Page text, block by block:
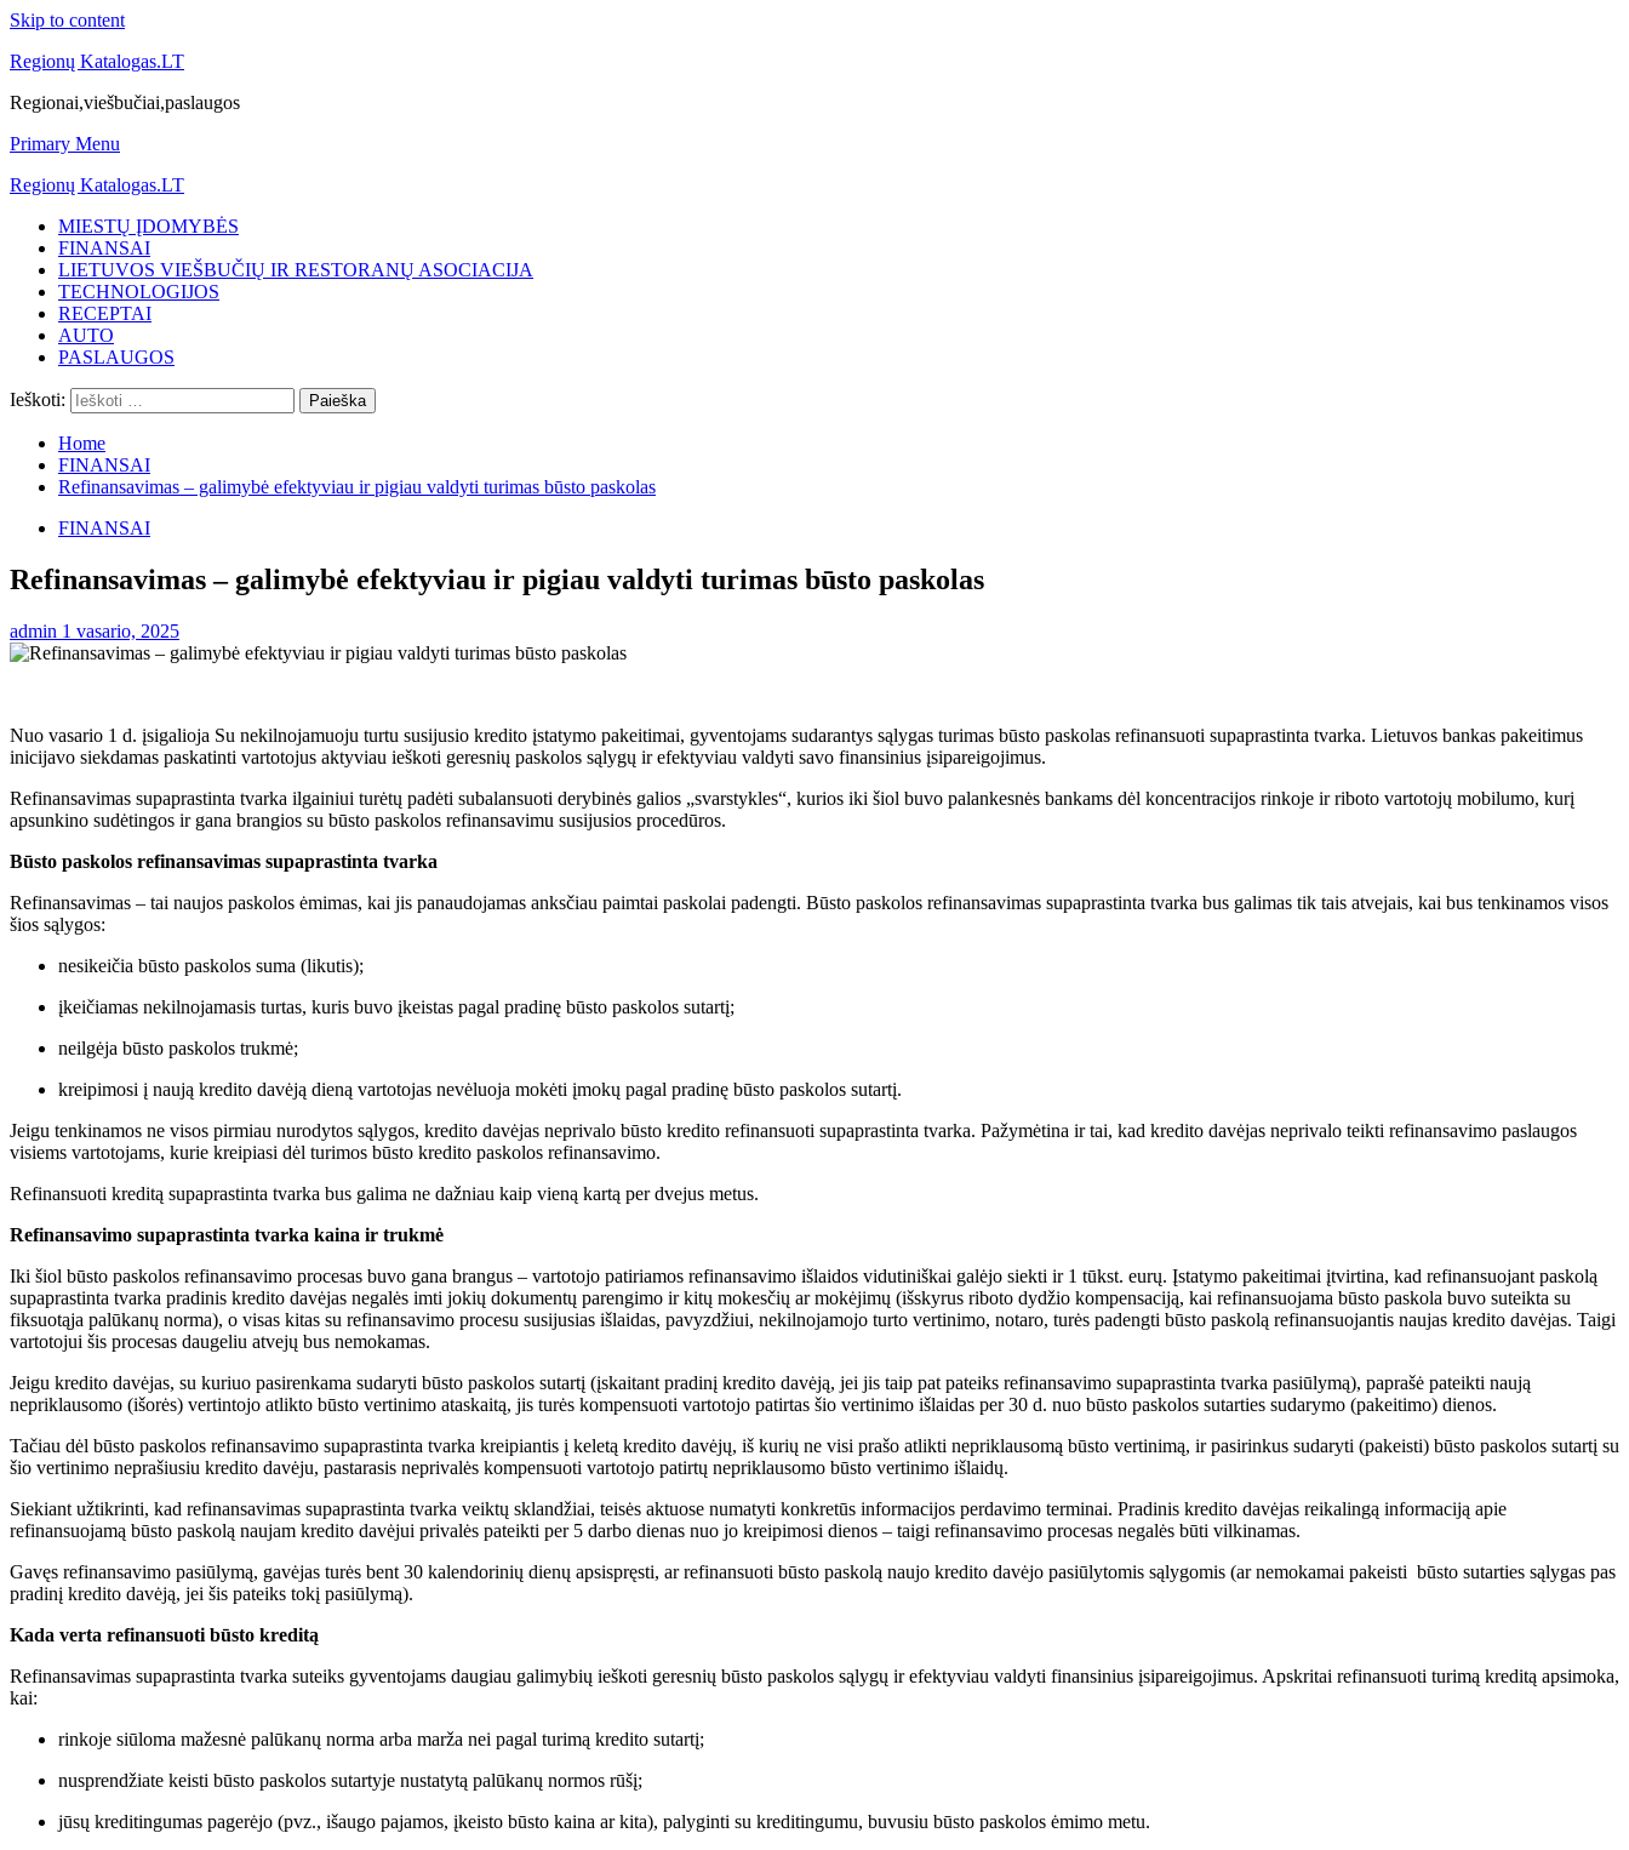
Skip to content
Regionų Katalogas.LT
Regionai,viešbučiai,paslaugos
Primary Menu
Regionų Katalogas.LT
MIESTŲ ĮDOMYBĖS
FINANSAI
LIETUVOS VIEŠBUČIŲ IR RESTORANŲ ASOCIACIJA
TECHNOLOGIJOS
RECEPTAI
AUTO
PASLAUGOS
Ieškoti:
Home
FINANSAI
Refinansavimas – galimybė efektyviau ir pigiau valdyti turimas būsto paskolas
FINANSAI
Refinansavimas – galimybė efektyviau ir pigiau valdyti turimas būsto paskolas
admin 1 vasario, 2025
Nuo vasario 1 d. įsigalioja Su nekilnojamuoju turtu susijusio kredito įstatymo pakeitimai, gyventojams sudarantys sąlygas turimas būsto paskolas refinansuoti supaprastinta tvarka. Lietuvos bankas pakeitimus
inicijavo siekdamas paskatinti vartotojus aktyviau ieškoti geresnių paskolos sąlygų ir efektyviau valdyti savo finansinius įsipareigojimus.
Refinansavimas supaprastinta tvarka ilgainiui turėtų padėti subalansuoti derybinės galios „svarstykles“, kurios iki šiol buvo palankesnės bankams dėl koncentracijos rinkoje ir riboto vartotojų mobilumo, kurį
apsunkino sudėtingos ir gana brangios su būsto paskolos refinansavimu susijusios procedūros.
Būsto paskolos refinansavimas supaprastinta tvarka
Refinansavimas – tai naujos paskolos ėmimas, kai jis panaudojamas anksčiau paimtai paskolai padengti. Būsto paskolos refinansavimas supaprastinta tvarka bus galimas tik tais atvejais, kai bus tenkinamos visos
šios sąlygos:
nesikeičia būsto paskolos suma (likutis);
įkeičiamas nekilnojamasis turtas, kuris buvo įkeistas pagal pradinę būsto paskolos sutartį;
neilgėja būsto paskolos trukmė;
kreipimosi į naują kredito davėją dieną vartotojas nevėluoja mokėti įmokų pagal pradinę būsto paskolos sutartį.
Jeigu tenkinamos ne visos pirmiau nurodytos sąlygos, kredito davėjas neprivalo būsto kredito refinansuoti supaprastinta tvarka. Pažymėtina ir tai, kad kredito davėjas neprivalo teikti refinansavimo paslaugos
visiems vartotojams, kurie kreipiasi dėl turimos būsto kredito paskolos refinansavimo.
Refinansuoti kreditą supaprastinta tvarka bus galima ne dažniau kaip vieną kartą per dvejus metus.
Refinansavimo supaprastinta tvarka kaina ir trukmė
Iki šiol būsto paskolos refinansavimo procesas buvo gana brangus – vartotojo patiriamos refinansavimo išlaidos vidutiniškai galėjo siekti ir 1 tūkst. eurų. Įstatymo pakeitimai įtvirtina, kad refinansuojant paskolą
supaprastinta tvarka pradinis kredito davėjas negalės imti jokių dokumentų parengimo ir kitų mokesčių ar mokėjimų (išskyrus riboto dydžio kompensaciją, kai refinansuojama būsto paskola buvo suteikta su
fiksuotąja palūkanų norma), o visas kitas su refinansavimo procesu susijusias išlaidas, pavyzdžiui, nekilnojamojo turto vertinimo, notaro, turės padengti būsto paskolą refinansuojantis naujas kredito davėjas. Taigi
vartotojui šis procesas daugeliu atvejų bus nemokamas.
Jeigu kredito davėjas, su kuriuo pasirenkama sudaryti būsto paskolos sutartį (įskaitant pradinį kredito davėją, jei jis taip pat pateiks refinansavimo supaprastinta tvarka pasiūlymą), paprašė pateikti naują
nepriklausomo (išorės) vertintojo atlikto būsto vertinimo ataskaitą, jis turės kompensuoti vartotojo patirtas šio vertinimo išlaidas per 30 d. nuo būsto paskolos sutarties sudarymo (pakeitimo) dienos.
Tačiau dėl būsto paskolos refinansavimo supaprastinta tvarka kreipiantis į keletą kredito davėjų, iš kurių ne visi prašo atlikti nepriklausomą būsto vertinimą, ir pasirinkus sudaryti (pakeisti) būsto paskolos sutartį su
šio vertinimo neprašiusiu kredito davėju, pastarasis neprivalės kompensuoti vartotojo patirtų nepriklausomo būsto vertinimo išlaidų.
Siekiant užtikrinti, kad refinansavimas supaprastinta tvarka veiktų sklandžiai, teisės aktuose numatyti konkretūs informacijos perdavimo terminai. Pradinis kredito davėjas reikalingą informaciją apie
refinansuojamą būsto paskolą naujam kredito davėjui privalės pateikti per 5 darbo dienas nuo jo kreipimosi dienos – taigi refinansavimo procesas negalės būti vilkinamas.
Gavęs refinansavimo pasiūlymą, gavėjas turės bent 30 kalendorinių dienų apsispręsti, ar refinansuoti būsto paskolą naujo kredito davėjo pasiūlytomis sąlygomis (ar nemokamai pakeisti būsto sutarties sąlygas pas
pradinį kredito davėją, jei šis pateiks tokį pasiūlymą).
Kada verta refinansuoti būsto kreditą
Refinansavimas supaprastinta tvarka suteiks gyventojams daugiau galimybių ieškoti geresnių būsto paskolos sąlygų ir efektyviau valdyti finansinius įsipareigojimus. Apskritai refinansuoti turimą kreditą apsimoka,
kai:
rinkoje siūloma mažesnė palūkanų norma arba marža nei pagal turimą kredito sutartį;
nusprendžiate keisti būsto paskolos sutartyje nustatytą palūkanų normos rūšį;
jūsų kreditingumas pagerėjo (pvz., išaugo pajamos, įkeisto būsto kaina ar kita), palyginti su kreditingumu, buvusiu būsto paskolos ėmimo metu.